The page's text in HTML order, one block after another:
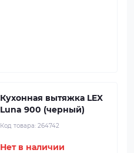
Кухонная вытяжка LEX
Luna 900 (черный)
Код товара: 264742
Нет в наличии